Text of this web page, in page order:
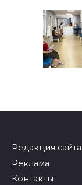
Редакция сайта
Реклама
Контакты